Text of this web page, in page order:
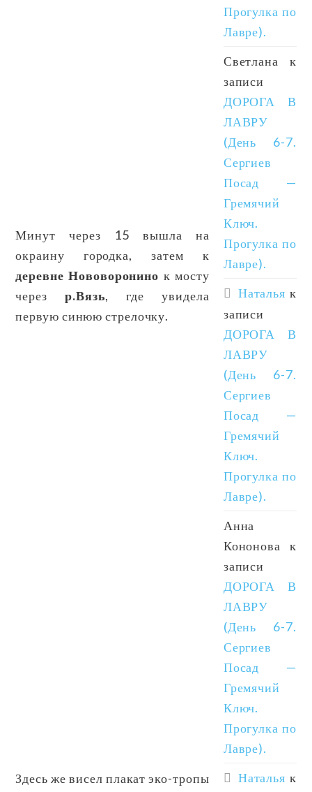
Минут через 15 вышла на
окраину городка, затем к
деревне Нововоронино к мосту
черезр.Вязь, где увидела
первую синюю стрелочку.
Здесь же висел плакат эко-тропы
Прогулка по
Лавре).
Светлана к
записи
ДОРОГА В
ЛАВРУ
(День 6-7.
Сергиев
Посад —
Гремячий
Ключ.
Прогулка по
Лавре).
Наталья к
записи
ДОРОГА В
ЛАВРУ
(День 6-7.
Сергиев
Посад —
Гремячий
Ключ.
Прогулка по
Лавре).
Анна
Кононова к
записи
ДОРОГА В
ЛАВРУ
(День 6-7.
Сергиев
Посад —
Гремячий
Ключ.
Прогулка по
Лавре).
Наталья к